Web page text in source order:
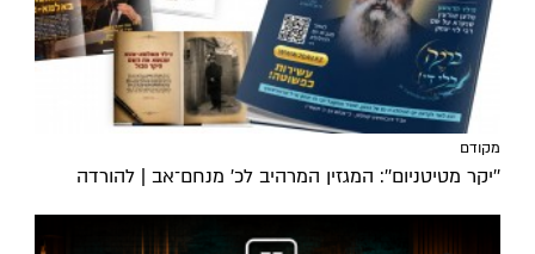
מקודם
''יקר מטיטניום'': המגזין המרהיב לכ’ מנחם־אב | להורדה